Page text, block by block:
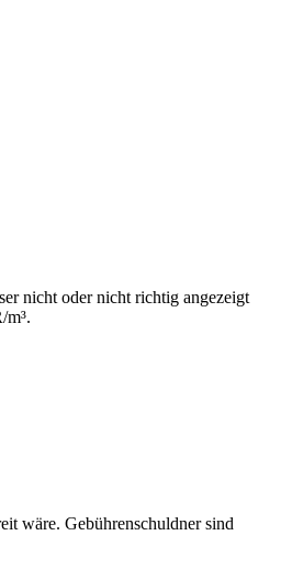
nicht oder nicht richtig angezeigt
m³.
wäre. Gebührenschuldner sind